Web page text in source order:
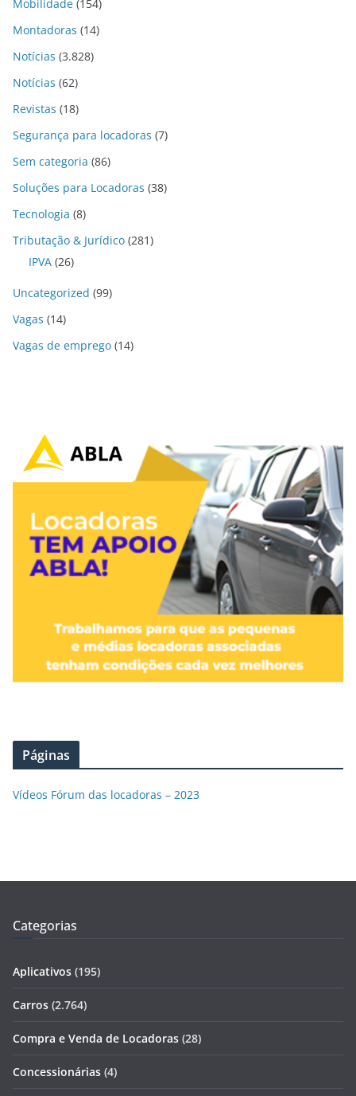
Mobilidade (154)
Montadoras (14)
Notícias (3.828)
Notícias (62)
Revistas (18)
Segurança para locadoras (7)
Sem categoria (86)
Soluções para Locadoras (38)
Tecnologia (8)
Tributação & Jurídico (281)
IPVA (26)
Uncategorized (99)
Vagas (14)
Vagas de emprego (14)
Páginas
Vídeos Fórum das locadoras – 2023
Categorias
Aplicativos (195)
Carros (2.764)
Compra e Venda de Locadoras (28)
Concessionárias (4)